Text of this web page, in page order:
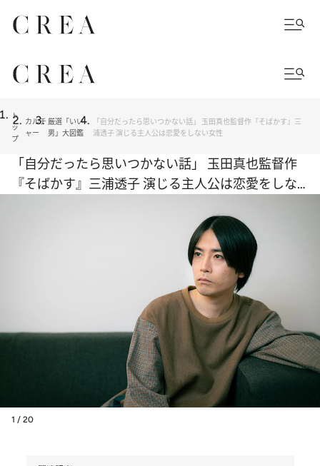
ト
ッ
プ
カルチ
ャー
厳選「いい
男」大図鑑
「自分だったら思いつかない話」 玉田真也監督作『そばかす』三
浦透子 演じる主人公は恋愛をしない女性
「自分だったら思いつかない話」 玉田真也監督作
『そばかす』三浦透子 演じる主人公は恋愛をしな
1 / 20